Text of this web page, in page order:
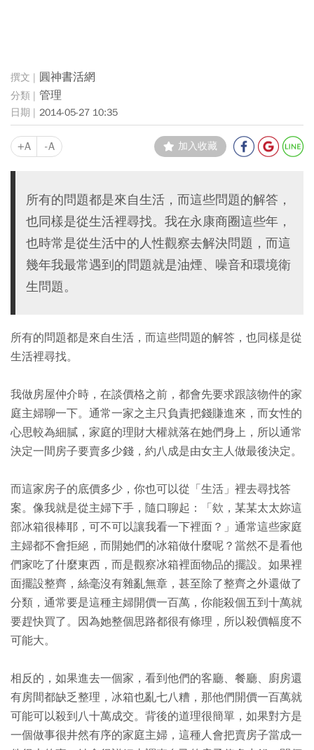
圓神書活網
管理
2014-05-27 10:35
+A -A 加入收藏
所有的問題都是來自生活，而這些問題的解答，
也同樣是從生活裡尋找。我在永康商圈這些年，
也時常是從生活中的人性觀察去解決問題，而這
幾年我最常遇到的問題就是油煙、噪音和環境衛
生問題。
所有的問題都是來自生活，而這些問題的解答，也同樣是從
生活裡尋找。
我做房屋仲介時，在談價格之前，都會先要求跟該物件的家
庭主婦聊一下。通常一家之主只負責把錢賺進來，而女性的
心思較為細膩，家庭的理財大權就落在她們身上，所以通常
決定一間房子要賣多少錢，約八成是由女主人做最後決定。
而這家房子的底價多少，你也可以從「生活」裡去尋找答
案。像我就是從主婦下手，隨口聊起：「欸，某某太太妳這
部冰箱很棒耶，可不可以讓我看一下裡面？」通常這些家庭
主婦都不會拒絕，而開她們的冰箱做什麼呢？當然不是看他
們家吃了什麼東西，而是觀察冰箱裡面物品的擺設。如果裡
面擺設整齊，絲毫沒有雜亂無章，甚至除了整齊之外還做了
分類，通常要是這種主婦開價一百萬，你能殺個五到十萬就
要趕快買了。因為她整個思路都很有條理，所以殺價幅度不
可能大。
相反的，如果進去一個家，看到他們的客廳、餐廳、廚房還
有房間都缺乏整理，冰箱也亂七八糟，那他們開價一百萬就
可能可以殺到八十萬成交。背後的道理很簡單，如果對方是
一個做事很井然有序的家庭主婦，這種人會把賣房子當成一